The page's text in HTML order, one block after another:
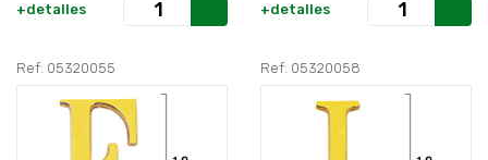
+detalles +detalles
Ref: 05320055 Ref: 05320058